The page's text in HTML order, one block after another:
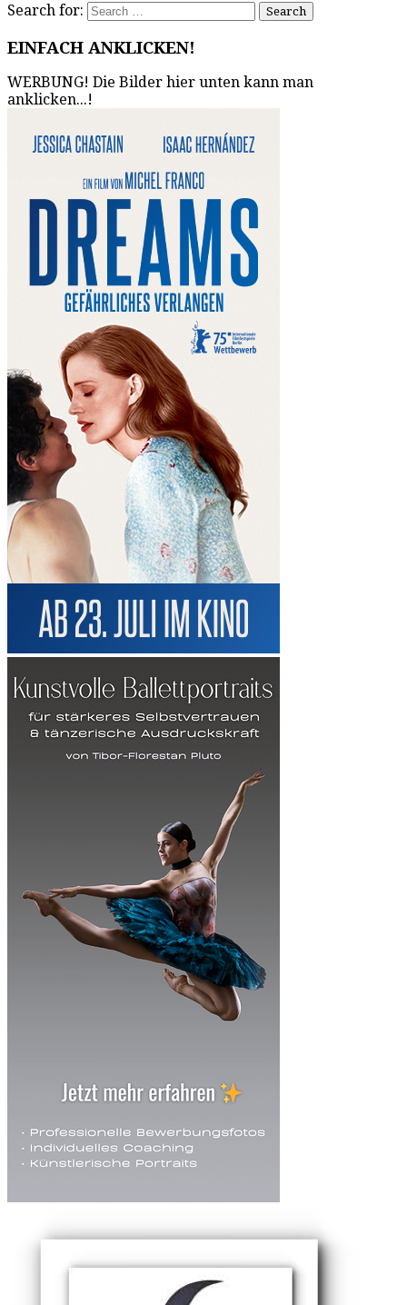
Search for:
EINFACH ANKLICKEN!
WERBUNG! Die Bilder hier unten kann man
anklicken...!